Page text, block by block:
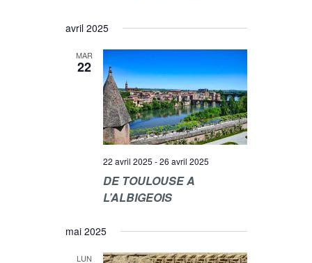
È
N
E
M
E
N
T
avril 2025
MAR
22
22 avril 2025 -26 avril 2025
DE TOULOUSE A
L’ALBIGEOIS
mai 2025
LUN